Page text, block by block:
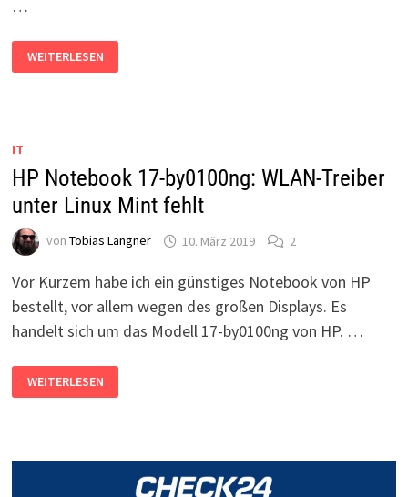
…
NOTEBOOK
17-
BEHEBEN
WEITERLESEN
IT
HP Notebook 17-by0100ng: WLAN-Treiber
unter Linux Mint fehlt
von Tobias Langner 10. März 2019 2
Vor Kurzem habe ich ein günstiges Notebook von HP
bestellt, vor allem wegen des großen Displays. Es
handelt sich um das Modell 17-by0100ng von HP. …
NOTEBOOK
17-
LINUX
WEITERLESEN